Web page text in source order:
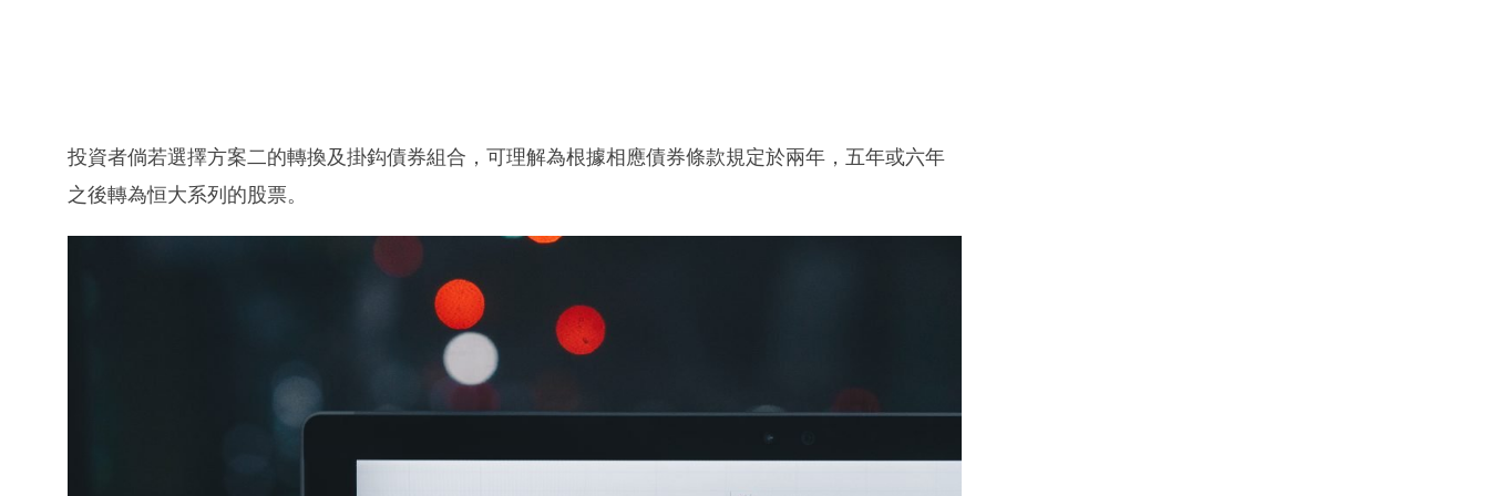
投資者倘若選擇方案二的轉換及掛鈎債券組合，可理解為根據相應債券條款規定於兩年，五年或六年
之後轉為恒大系列的股票。